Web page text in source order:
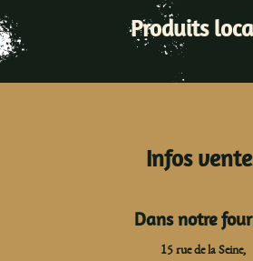
Produits
Infos
Dans notre
15 rue de la Seine,